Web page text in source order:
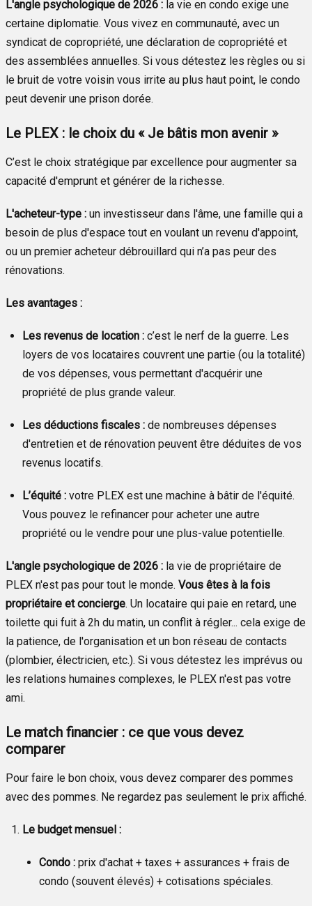
L'angle psychologique de 2026 : la vie en condo exige une
certaine diplomatie. Vous vivez en communauté, avec un
syndicat de copropriété, une déclaration de copropriété et
des assemblées annuelles. Si vous détestez les règles ou si
le bruit de votre voisin vous irrite au plus haut point, le condo
peut devenir une prison dorée.
Le PLEX : le choix du « Je bâtis mon avenir »
C’est le choix stratégique par excellence pour augmenter sa
capacité d'emprunt et générer de la richesse.
L'acheteur-type : un investisseur dans l'âme, une famille qui a
besoin de plus d'espace tout en voulant un revenu d'appoint,
ou un premier acheteur débrouillard qui n’a pas peur des
rénovations.
Les avantages :
Les revenus de location : c’est le nerf de la guerre. Les
loyers de vos locataires couvrent une partie (ou la totalité)
de vos dépenses, vous permettant d'acquérir une
propriété de plus grande valeur.
Les déductions fiscales : de nombreuses dépenses
d'entretien et de rénovation peuvent être déduites de vos
revenus locatifs.
L’équité : votre PLEX est une machine à bâtir de l'équité.
Vous pouvez le refinancer pour acheter une autre
propriété ou le vendre pour une plus-value potentielle.
L'angle psychologique de 2026 : la vie de propriétaire de
PLEX n'est pas pour tout le monde. Vous êtes à la fois
propriétaire et concierge. Un locataire qui paie en retard, une
toilette qui fuit à 2h du matin, un conflit à régler... cela exige de
la patience, de l'organisation et un bon réseau de contacts
(plombier, électricien, etc.). Si vous détestez les imprévus ou
les relations humaines complexes, le PLEX n'est pas votre
ami.
Le match financier : ce que vous devez
comparer
Pour faire le bon choix, vous devez comparer des pommes
avec des pommes. Ne regardez pas seulement le prix affiché.
Le budget mensuel :
Condo : prix d'achat + taxes + assurances + frais de
condo (souvent élevés) + cotisations spéciales.